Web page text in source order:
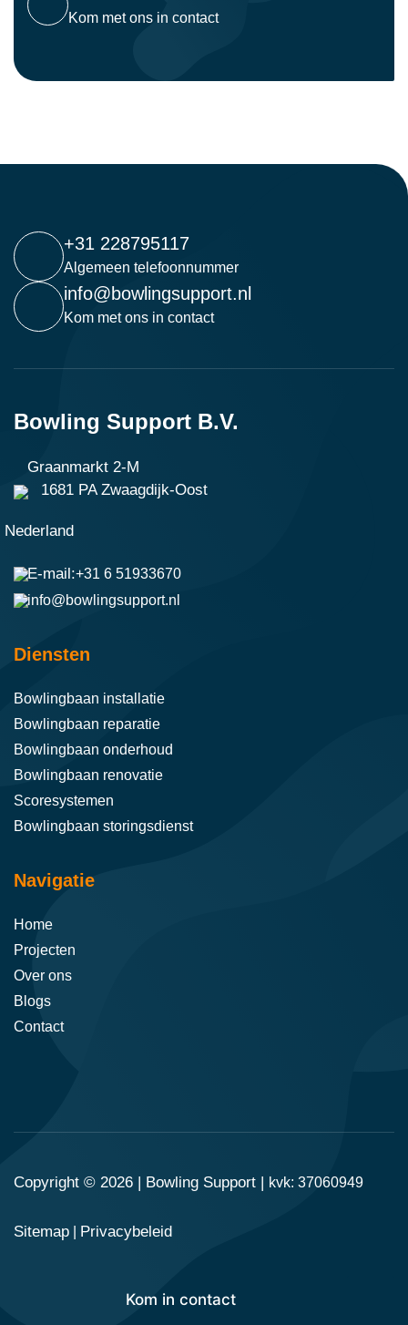
Kom met ons in contact
Kom in contact
+31 228795117
Algemeen telefoonnummer
info@bowlingsupport.nl
Kom met ons in contact
Bowling Support B.V.
Graanmarkt 2-M
1681 PA Zwaagdijk-Oost
Nederland
+31 6 51933670
info@bowlingsupport.nl
Diensten
Bowlingbaan installatie
Bowlingbaan reparatie
Bowlingbaan onderhoud
Bowlingbaan renovatie
Scoresystemen
Bowlingbaan storingsdienst
Navigatie
Home
Projecten
Over ons
Blogs
Contact
Copyright © 2026 | Bowling Support | kvk: 37060949
Sitemap Privacybeleid